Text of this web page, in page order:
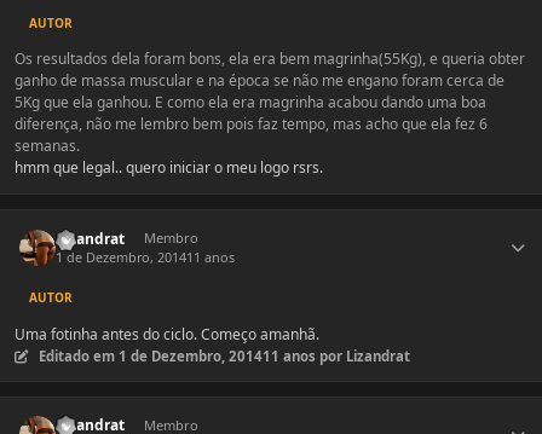
AUTOR
Os resultados dela foram bons, ela era bem magrinha(55Kg), e queria obter
ganho de massa muscular e na época se não me engano foram cerca de
5Kg que ela ganhou. E como ela era magrinha acabou dando uma boa
diferença, não me lembro bem pois faz tempo, mas acho que ela fez 6
semanas.
hmm que legal.. quero iniciar o meu logo rsrs.
Lizandrat
Membro
1 de Dezembro, 201411 anos
AUTOR
Uma fotinha antes do ciclo. Começo amanhã.
Editado em 1 de Dezembro, 201411 anos por Lizandrat
Lizandrat
Membro